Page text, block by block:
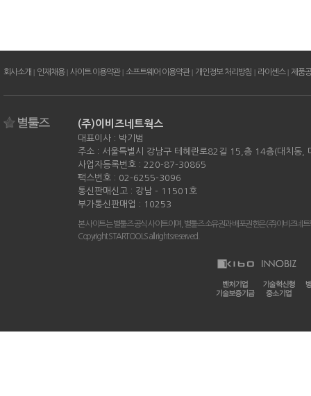
회사소개 | 인재채용| 사이트 이용약관| 소프트웨어 이용약관| 개인정보 처리방침 | 라이센스| 제품
(주)이비즈네트웍스
대표이사 : 박기범
주소 : 서울특별시 강남구 테헤란로82길 15,층 14층(대치동,
사업자등록번호 : 220-87-30865
팩스번호 : 02-6255-3096
통신판매신고 : 강남 - 11501호
부가통신판매업 : 10253
본 사이트는 별툴즈 공식 사이트이며, 별툴즈 소유권과 배포권한은 (주)이비즈네
Copyright STARTOOLS all rights reserved.